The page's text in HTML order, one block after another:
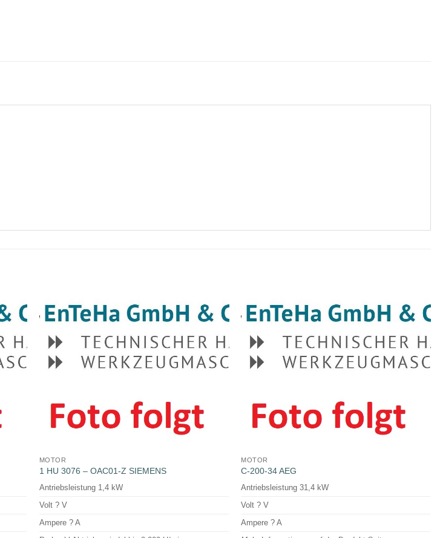
MOTOR
1 HU 3076 – OAC01-Z SIEMENS
Antriebsleistung 1,4 kW
Volt ? V
Ampere ? A
MOTOR
C-200-34 AEG
Antriebsleistung 31,4 kW
Volt ? V
Ampere ? A